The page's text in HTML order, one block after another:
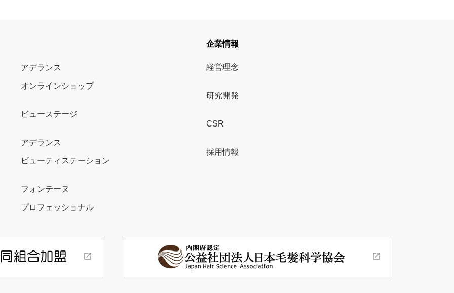
アデランス
オンラインショップ
ビューステージ
アデランス
ビューティステーション
フォンテーヌ
プロフェッショナル
企業情報
経営理念
研究開発
CSR
採用情報